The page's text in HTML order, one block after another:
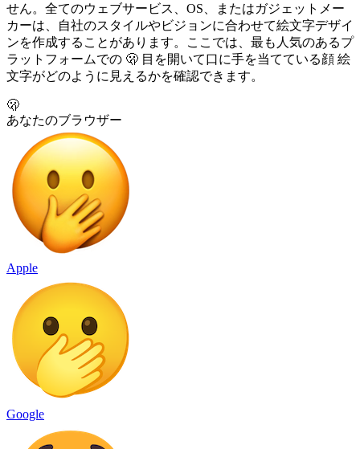
せん。全てのウェブサービス、OS、またはガジェットメー
カーは、自社のスタイルやビジョンに合わせて絵文字デザイ
ンを作成することがあります。ここでは、最も人気のあるプ
ラットフォームでの 🫢 目を開いて口に手を当てている顔 絵
文字がどのように見えるかを確認できます。
🫢
あなたのブラウザー
Apple
Google